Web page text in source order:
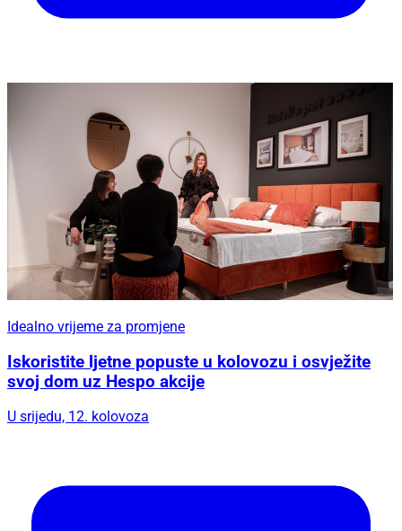
Idealno vrijeme za promjene
Iskoristite ljetne popuste u kolovozu i osvježite
svoj dom uz Hespo akcije
U srijedu, 12. kolovoza